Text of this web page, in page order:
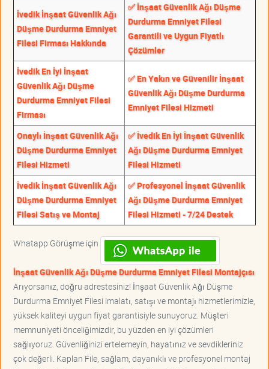
İvedik İnşaat Güvenlik Ağı
Düşme Durdurma Emniyet
Filesi Firması Hakkında
✅ İnşaat Güvenlik Ağı Düşme
Durdurma Emniyet Filesi
Garantili ve Uygun Fiyatlı
Çözümler
İvedik En İyi İnşaat
Güvenlik Ağı Düşme
Durdurma Emniyet Filesi
Firması
✅ En Yakın ve Güvenilir İnşaat
Güvenlik Ağı Düşme Durdurma
Emniyet Filesi Hizmeti
Onaylı İnşaat Güvenlik Ağı
Düşme Durdurma Emniyet
Filesi Hizmeti
✅ İvedik En İyi İnşaat Güvenlik
Ağı Düşme Durdurma Emniyet
Filesi Hizmeti
İvedik İnşaat Güvenlik Ağı
Düşme Durdurma Emniyet
Filesi Satış ve Montaj
✅ Profesyonel İnşaat Güvenlik
Ağı Düşme Durdurma Emniyet
Filesi Hizmeti - 7/24 Destek
Whatapp Görüşme için
İnşaat Güvenlik Ağı Düşme Durdurma Emniyet Filesi Montajçısı
Arıyorsanız, doğru adrestesiniz! İnşaat Güvenlik Ağı Düşme
Durdurma Emniyet Filesi imalatı, satışı ve montajı hizmetlerimizle,
yüksek kaliteyi uygun fiyat garantisiyle sunuyoruz. Müşteri
memnuniyeti önceliğimizdir, bu yüzden en iyi çözümleri
sağlıyoruz. Güvenliğinizi ertelemeyin, hayatınız ve sevdikleriniz
çok değerli. Kaplan File, sağlam, dayanıklı ve profesyonel montaj